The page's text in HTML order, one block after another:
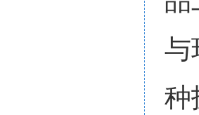
与
种